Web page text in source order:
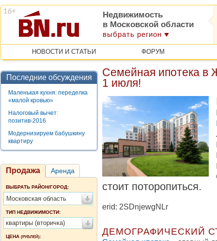
Недвижимость
в Московской области
выбрать регион
НОВОСТИ И СТАТЬИ ФОРУМ
Последние обсуждения
Маленькая кухня: переделка
«малой кровью»
Налоговый вычет:
позитив-2016
Модернизируем бабушкину
квартиру
Продажа Аренда
ВЫБРАТЬ РАЙОН/ГОРОД:
Московская область
ТИП НЕДВИЖИМОСТИ:
квартиры (вторичка)
ЦЕНА (РУБЛЕЙ):
Семейная ипотека в
1 июля!
стоит поторопиться.
erid: 2SDnjewgNLr
ДЕМОГРАФИЧЕСКИЙ